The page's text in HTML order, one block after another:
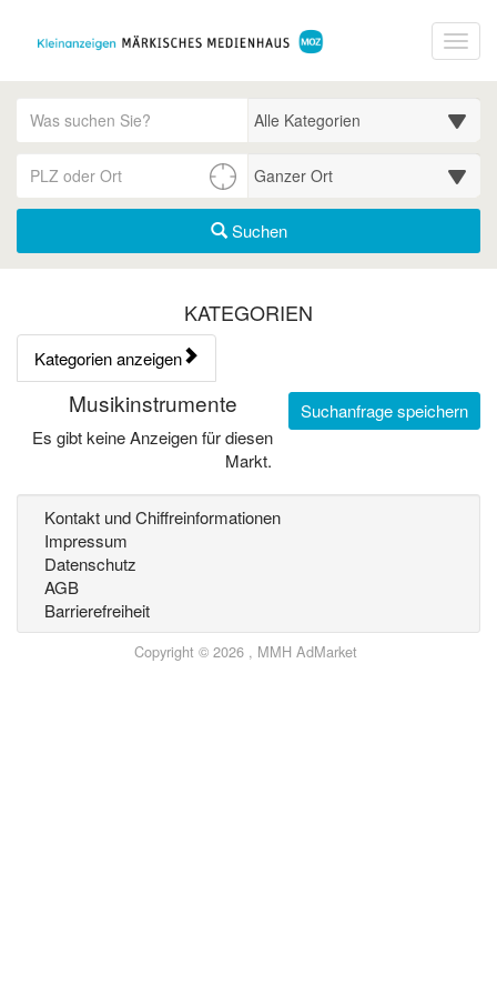
Suchen
Kategorien & Anzeigen
KATEGORIEN
Kategorien anzeigen
Bedienhinweis: Navigieren Sie mit Tab (Shift+Tab zurück).
Rubrik:
Musikinstrumente
Suchanfrage speichern
Es gibt keine Anzeigen für diesen
Markt.
Kontakt und Chiffreinformationen
Impressum
Datenschutz
AGB
Barrierefreiheit
Copyright © 2026 , MMH AdMarket